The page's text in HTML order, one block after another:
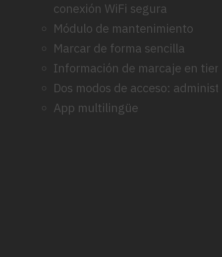
conexión WiFi segura
Módulo de mantenimiento
Marcar de forma sencilla
Información de marcaje en
Dos modos de acceso:
App multilingüe